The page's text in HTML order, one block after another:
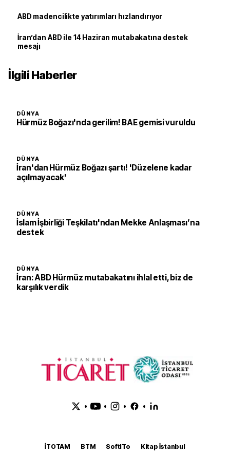
ABD madencilikte yatırımları hızlandırıyor
İran’dan ABD ile 14 Haziran mutabakatına destek
mesajı
İlgili Haberler
DÜNYA
Hürmüz Boğazı'nda gerilim! BAE gemisi vuruldu
DÜNYA
İran'dan Hürmüz Boğazı şartı! 'Düzelene kadar
açılmayacak'
DÜNYA
İslam İşbirliği Teşkilatı'ndan Mekke Anlaşması’na
destek
DÜNYA
İran: ABD Hürmüz mutabakatını ihlal etti, biz de
karşılık verdik
• • • •
İTOTAM BTM SoftITo
Kitap İstanbul